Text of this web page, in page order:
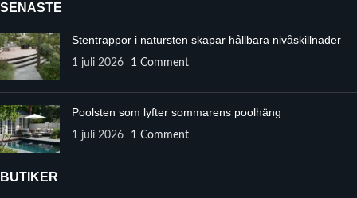
SENASTE
Stentrappor i natursten skapar hållbara nivåskillnader
1 juli 2026 1 Comment
Poolsten som lyfter sommarens poolhäng
1 juli 2026 1 Comment
BUTIKER